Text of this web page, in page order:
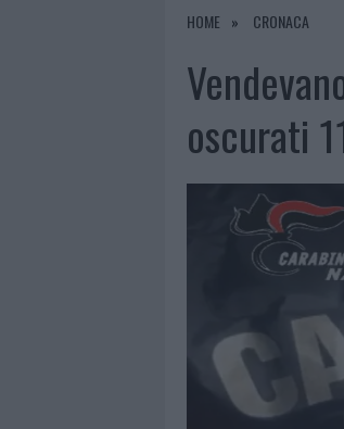
7 AGOSTO 2026
|
HOME CRONACA
oscurati